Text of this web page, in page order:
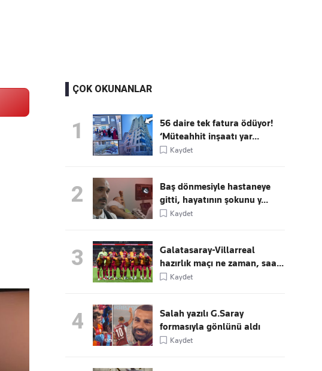
ÇOK OKUNANLAR
1
56 daire tek fatura ödüyor!
‘Müteahhit inşaatı yar...
Kaydet
2
Baş dönmesiyle hastaneye
gitti, hayatının şokunu y...
Kaydet
3
Galatasaray-Villarreal
hazırlık maçı ne zaman, saa...
Kaydet
4
Salah yazılı G.Saray
formasıyla gönlünü aldı
Kaydet